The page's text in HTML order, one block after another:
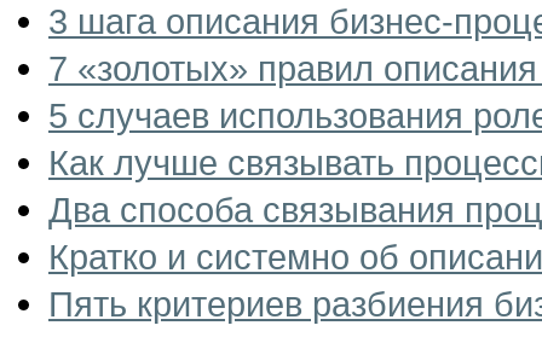
3 шага описания бизнес-
7 «золотых» правил
5 случаев использования
Как лучше связывать
Два способа связывания
Кратко и системно об
Пять критериев разбиения